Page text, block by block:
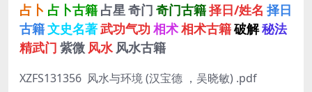
占卜 占卜古籍 占星 奇门 奇门古籍择日/姓名 择日
古籍文史名著武功气功 相术相术古籍破解秘法
精武门 紫微 风水 风水古籍
XZFS131356 风水与环境 (汉宝德 ，吴晓敏) .pdf